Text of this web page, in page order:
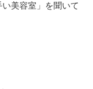
美容室」を聞いて